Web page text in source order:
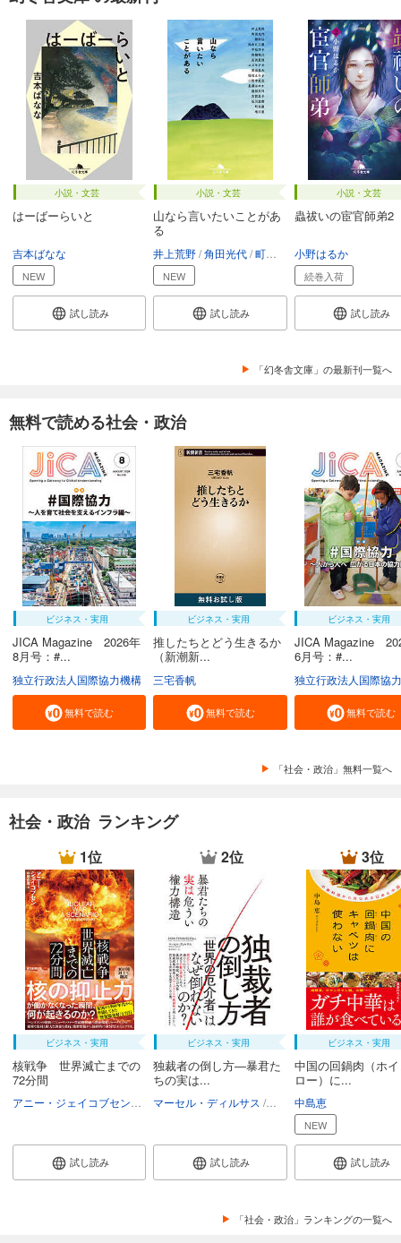
小説・文芸
はーばーらいと
吉本ばなな
NEW
試し読み
小説・文芸
山なら言いたいことがあ
る
井上荒野 角田光代 町田康 唯川恵 他
NEW
試し読み
小説・文芸
蟲祓いの宦官師弟2
小野はるか
続巻入荷
試し読み
「幻冬舎文庫」の最新刊一覧へ
無料で読める社会・政治
ビジネス・実用
JICA Magazine 2026年
8月号：#...
独立行政法人国際協力機構
無料で読む
ビジネス・実用
推したちとどう生きるか
（新潮新...
三宅香帆
無料で読む
ビジネス・実用
JICA Magazine
6月号：#...
独立行政法人国際協
無料で読む
「社会・政治」無料一覧へ
社会・政治 ランキング
1位
ビジネス・実用
核戦争 世界滅亡までの
72分間
アニー・ジェイコブセン中尾由恵
試し読み
2位
ビジネス・実用
独裁者の倒し方―暴君た
ちの実は...
マーセル・ディルサス 柴田裕之
試し読み
3位
ビジネス・実用
中国の回鍋肉（ホ
ロー）に...
中島恵
NEW
試し読み
「社会・政治」ランキングの一覧へ